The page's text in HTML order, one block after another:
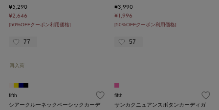
¥5,290
¥2,646
[50%OFFクーポン利用価格]
77
¥3,990
¥1,996
[50%OFFクーポン利用価格]
57
再入荷
fifth
シアークルーネックベーシックカーデ
fifth
サンカクニュアンスボタンカーディガ